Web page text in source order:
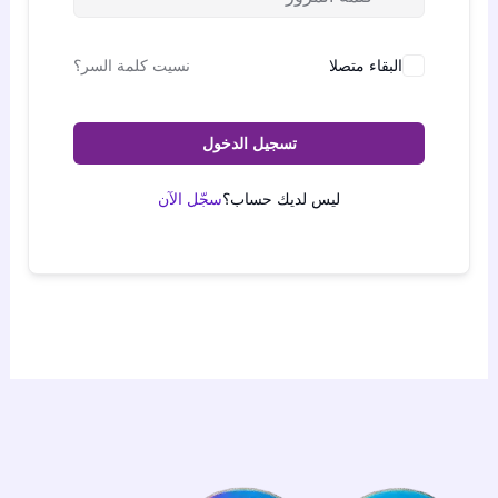
البقاء متصلا نسيت كلمة السر؟
تسجيل الدخول
ليس لديك حساب؟سجّل الآن